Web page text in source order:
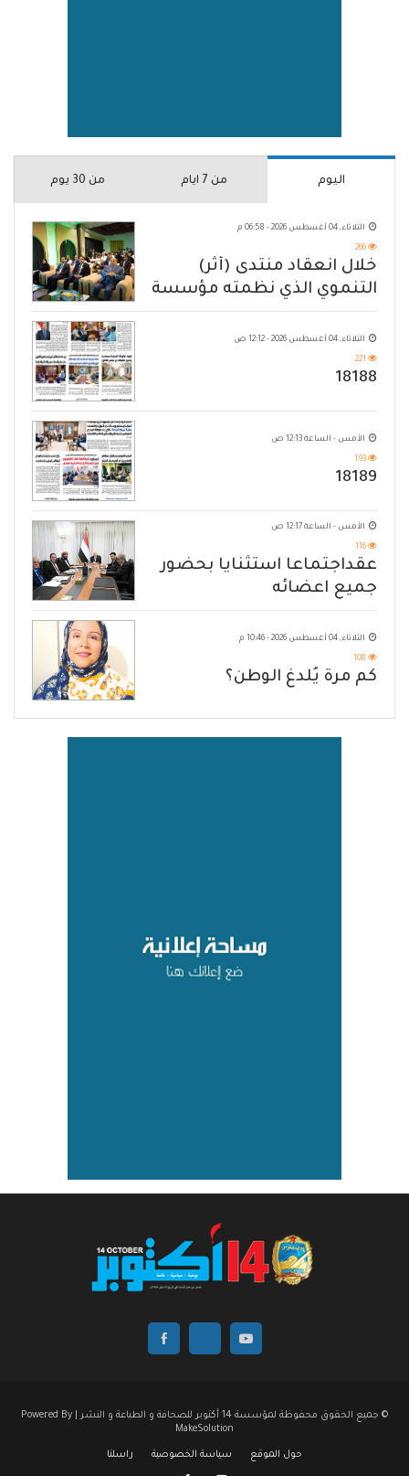
اليوم من 7 ايام من 30 يوم
الثلاثاء, 04 أغسطس 2026 - 06:58 م
266
خلال انعقاد منتدى (أثر)
التنموي الذي نظمته مؤسسة
حضرموت
الثلاثاء, 04 أغسطس 2026 - 12:12 ص
221
18188
الأمس - الساعة 12:13 ص
193
18189
الأمس - الساعة 12:17 ص
116
عقداجتماعا استثنايا بحضور
جميع اعضائه
الثلاثاء, 04 أغسطس 2026 - 10:46 م
108
كم مرة يُلدغ الوطن؟
© جميع الحقوق محفوظة لمؤسسة 14 أكتوبر للصحافة و الطباعة و النشر | Powered By
MakeSolution
حول الموقع سياسة الخصوصية راسلنا